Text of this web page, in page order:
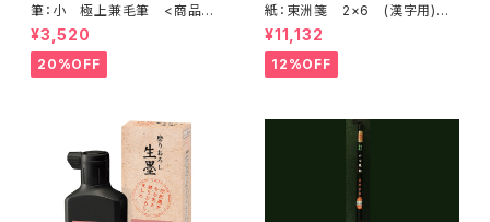
筆：小 極上兼毛筆 <商品番
号1721>
¥3,520
20%OFF
紙：東洲箋 2×6 (漢字用)
<商品番号1711>
¥11,132
12%OFF